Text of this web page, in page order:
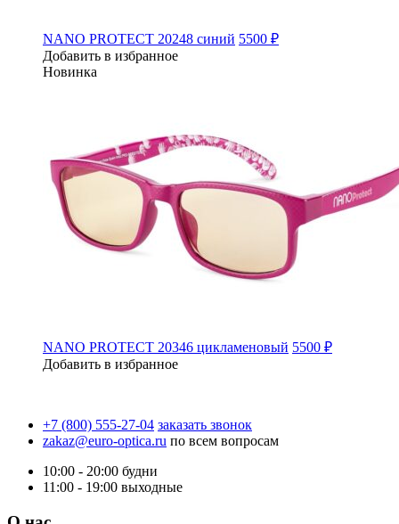
NANO PROTECT 20248 синий 5500 ₽
Добавить в избранное
Новинка
NANO PROTECT 20346 цикламеновый 5500 ₽
Добавить в избранное
+7 (800) 555-27-04 заказать звонок
zakaz@euro-optica.ru по всем вопросам
10:00 - 20:00 будни
11:00 - 19:00 выходные